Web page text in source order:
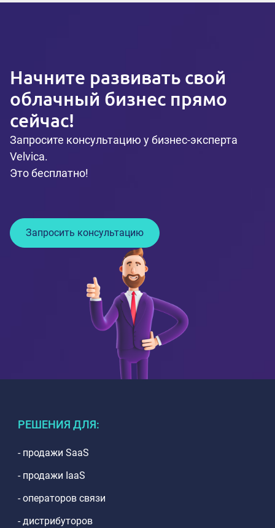
Начните развивать свой
облачный бизнес прямо
сейчас!
Запросите консультацию у бизнес-эксперта
Velvica.
Это бесплатно!
Запросить консультацию
РЕШЕНИЯ ДЛЯ:
- продажи SaaS
- продажи IaaS
- операторов связи
- дистрибуторов